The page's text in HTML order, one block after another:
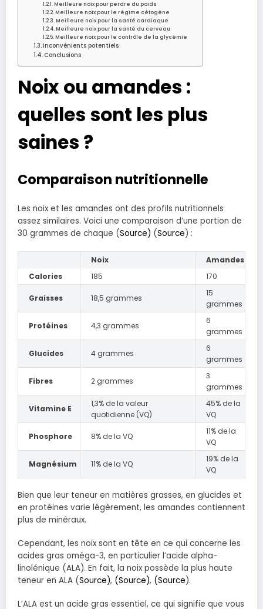
Meilleure noix pour perdre du poids
Meilleure noix pour le régime cétogène
Meilleure noix pour la santé cardiaque
Meilleure noix pour la santé du cerveau
Meilleure noix pour le contrôle de la glycémie
Inconvénients potentiels
Conclusions
Noix ou amandes :
quelles sont les plus
saines ?
Comparaison nutritionnelle
Les noix et les amandes ont des profils nutritionnels
assez similaires. Voici une comparaison d’une portion de
30 grammes de chaque (Source) (Source) :
Noix
Amandes
Calories
185 170
Graisses 18,5 grammes
15
grammes
Protéines 4,3 grammes
6
grammes
Glucides 4 grammes
6
grammes
Fibres 2 grammes
3
grammes
Vitamine E
1,3% de la valeur
quotidienne (VQ)
45% de la
VQ
Phosphore 8% de la VQ
11% de la
VQ
Magnésium 11% de la VQ
19% de la
VQ
Bien que leur teneur en matières grasses, en glucides et
en protéines varie légèrement, les amandes contiennent
plus de minéraux.
Cependant, les noix sont en tête en ce qui concerne les
acides gras oméga-3, en particulier l’acide alpha-
linolénique (ALA). En fait, la noix possède la plus haute
teneur en ALA (Source), (Source), (Source).
L’ALA est un acide gras essentiel, ce qui signifie que vous